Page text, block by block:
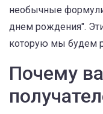
необычные
днем рождения".
которую мы будем
Почему